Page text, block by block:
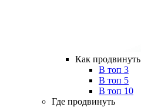
Как продвинуть
В топ 3
В топ 5
В топ 10
Где продвинуть